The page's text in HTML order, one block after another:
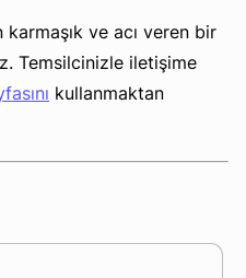
ve acı veren bir
Temsilcinizle iletişime
kullanmaktan